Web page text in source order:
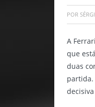
POR
A
que
duas
partida.